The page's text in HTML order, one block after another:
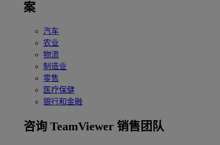
案
汽车
农业
物流
制造业
零售
医疗保健
银行和金融
咨询 TeamViewer 销售团队